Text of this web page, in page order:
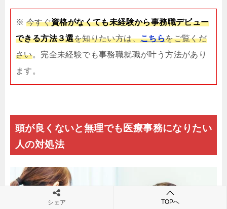
※ 今すぐ資格がなくても未経験から事務職デビュー
できる方法３選を知りたい方は、こちらをご覧くだ
さい。完全未経験でも事務職就職が叶う方法があり
ます。
頭が良くないと無理でも医療事務になりたい
人の対処法
シェア TOPへ